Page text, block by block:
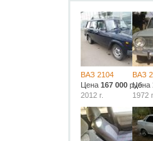
ВАЗ 2104
Цена 167 000 руб.
2012 г.
ВАЗ
Цена
1972